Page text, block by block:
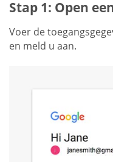
Stap 1: Open
Voer de
en meld u aan.